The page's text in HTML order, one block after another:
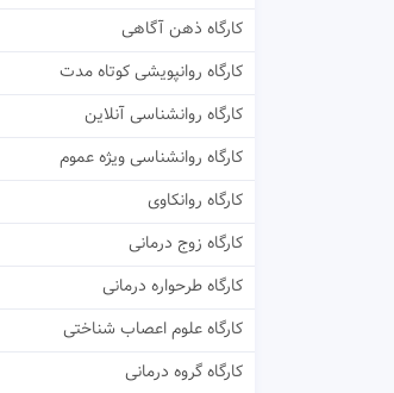
کارگاه ذهن آگاهی
کارگاه روانپویشی کوتاه مدت
کارگاه روانشناسی آنلاین
کارگاه روانشناسی ویژه عموم
کارگاه روانکاوی
کارگاه زوج درمانی
کارگاه طرحواره درمانی
کارگاه علوم اعصاب شناختی
کارگاه گروه درمانی